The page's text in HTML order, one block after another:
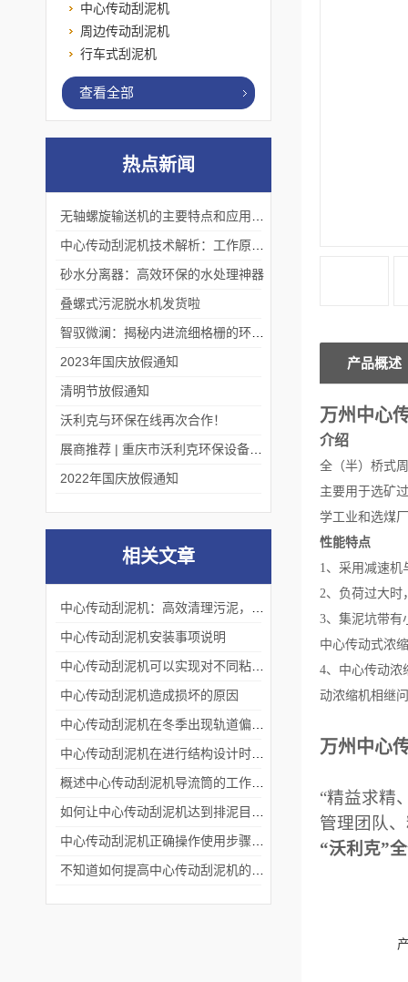
产品概述
万州中心
介绍
全（半）桥式
主要用于选矿
学工业和选煤
性能特点
1、采用减速机
2、负荷过大时
3、集泥坑带有
中心传动式浓
4、 中心传动浓
动浓缩机相继
万州中心
“精益求精
管理团队
“沃利克”
中心传动刮泥机
周边传动刮泥机
行车式刮泥机
查看全部
热点新闻
砂水分离器：高效环保的水处理神器
叠螺式污泥脱水机发货啦
2023年国庆放假通知
清明节放假通知
沃利克与环保在线再次合作！
2022年国庆放假通知
相关文章
中心传动刮泥机安装事项说明
中心传动刮泥机造成损坏的原因